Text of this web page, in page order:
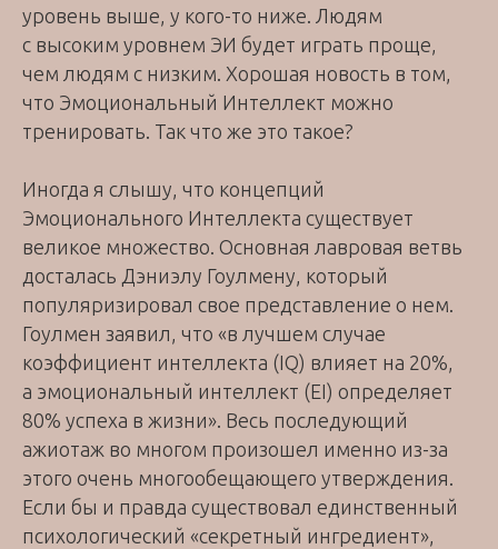
уровень выше, у кого-то ниже. Людям
с высоким уровнем ЭИ будет играть проще,
чем людям с низким. Хорошая новость в том,
что Эмоциональный Интеллект можно
тренировать. Так что же это такое?
Иногда я слышу, что концепций
Эмоционального Интеллекта существует
великое множество. Основная лавровая ветвь
досталась Дэниэлу Гоулмену, который
популяризировал свое представление о нем.
Гоулмен заявил, что «в лучшем случае
коэффициент интеллекта (IQ) влияет на 20%,
а эмоциональный интеллект (EI) определяет
80% успеха в жизни». Весь последующий
ажиотаж во многом произошел именно из-за
этого очень многообещающего утверждения.
Если бы и правда существовал единственный
психологический «секретный ингредиент»,